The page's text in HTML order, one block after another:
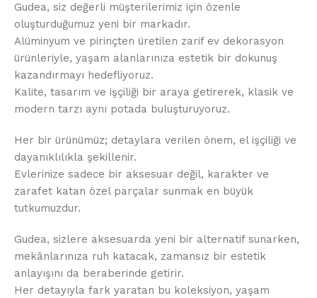
Gudea, siz değerli müşterilerimiz için özenle
oluşturduğumuz yeni bir markadır.
Alüminyum ve pirinçten üretilen zarif ev dekorasyon
ürünleriyle, yaşam alanlarınıza estetik bir dokunuş
kazandırmayı hedefliyoruz.
Kalite, tasarım ve işçiliği bir araya getirerek, klasik ve
modern tarzı aynı potada buluşturuyoruz.
Her bir ürünümüz; detaylara verilen önem, el işçiliği ve
dayanıklılıkla şekillenir.
Evlerinize sadece bir aksesuar değil, karakter ve
zarafet katan özel parçalar sunmak en büyük
tutkumuzdur.
Gudea, sizlere aksesuarda yeni bir alternatif sunarken,
mekânlarınıza ruh katacak, zamansız bir estetik
anlayışını da beraberinde getirir.
Her detayıyla fark yaratan bu koleksiyon, yaşam